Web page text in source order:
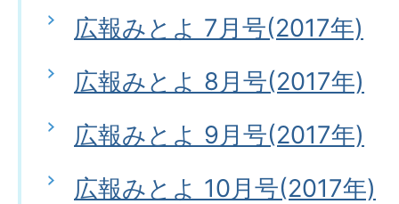
広報みとよ 7月号(2017年)
広報みとよ 8月号(2017年)
広報みとよ 9月号(2017年)
広報みとよ 10月号(2017年)